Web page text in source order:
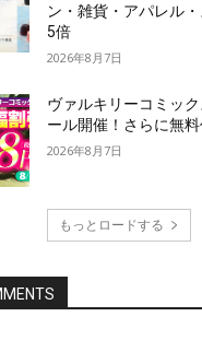
ン・雑貨・アパレル
5倍
2026年8月7日
ヴァルキリーコミッ
ール開催！さらに無
2026年8月7日
もっとロードする